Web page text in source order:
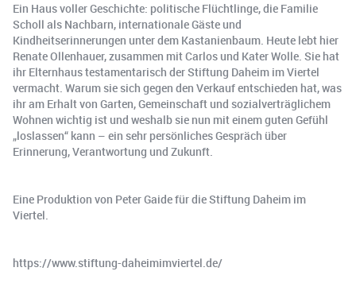
Ein Haus voller Geschichte: politische Flüchtlinge, die Familie
Scholl als Nachbarn, internationale Gäste und
Kindheitserinnerungen unter dem Kastanienbaum. Heute lebt hier
Renate Ollenhauer, zusammen mit Carlos und Kater Wolle. Sie hat
ihr Elternhaus testamentarisch der Stiftung Daheim im Viertel
vermacht. Warum sie sich gegen den Verkauf entschieden hat, was
ihr am Erhalt von Garten, Gemeinschaft und sozialverträglichem
Wohnen wichtig ist und weshalb sie nun mit einem guten Gefühl
„loslassen“ kann – ein sehr persönliches Gespräch über
Erinnerung, Verantwortung und Zukunft.
Eine Produktion von Peter Gaide für die Stiftung Daheim im
Viertel.
https://www.stiftung-daheimimviertel.de/